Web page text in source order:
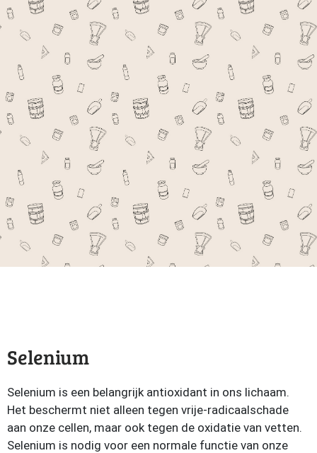
Selenium
Selenium is een belangrijk antioxidant in ons lichaam.
Het beschermt niet alleen tegen vrije-radicaalschade
aan onze cellen, maar ook tegen de oxidatie van vetten.
Selenium is nodig voor een normale functie van onze